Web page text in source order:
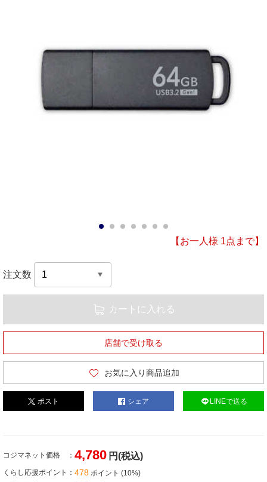
【お一人様 1点まで】
注文数
カートに入れる
店舗で受け取る
お気に入り商品追加
ポスト シェア LINEで送る
コジマネット価格 4,780 円(税込)
くらし応援ポイント 478 ポイント (10%)